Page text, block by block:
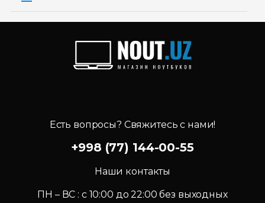
Есть вопросы? Свяжитесь с нами!
+998 (77) 144-00-55
Наши контакты
ПН – ВС : c 10:00 до 22:00 без выходных